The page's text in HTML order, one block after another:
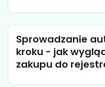
Sprowadzanie
kroku - jak
zakupu do